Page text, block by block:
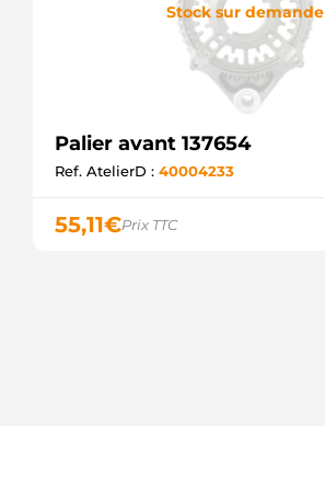
Stock sur demande
Palier avant 137654
Ref. AtelierD : 40004233
55,11€Prix TTC